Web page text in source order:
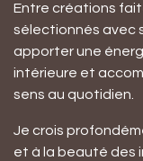
Entre créations
sélectionnés avec
apporter une
intérieure et
sens au quotidien.
Je crois
et à la beauté des